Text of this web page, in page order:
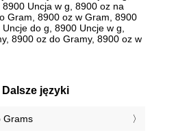
Uncja w g, 8900 oz na
Gram, 8900 oz w Gram, 8900
do g, 8900 Uncje w g,
8900 oz do Gramy, 8900 oz w
Dalsze języki
Grams